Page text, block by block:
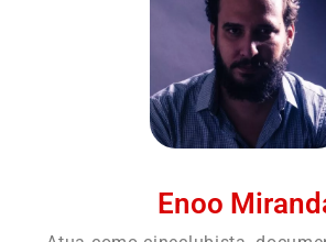
Enoo